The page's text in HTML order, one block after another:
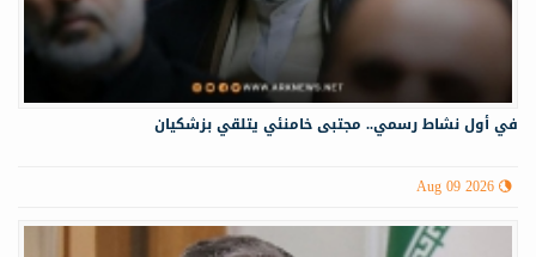
في أول نشاط رسمي.. مجتبى خامنئي يتلقي بزشكيان
Aug 09 2026